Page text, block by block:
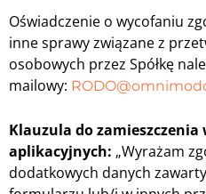
Oświadczenie o wycofaniu
inne sprawy związane z
osobowych przez Spółkę
mailowy:
Klauzula do
aplikacyjnych: „Wyrażam
dodatkowych danych